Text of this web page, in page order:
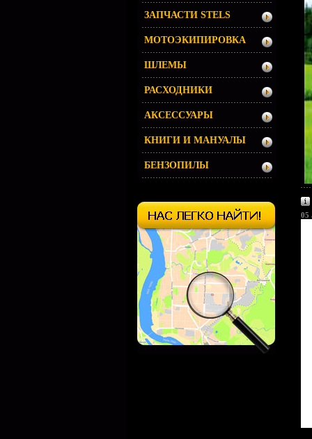
05
ЗАПЧАСТИ STELS
МОТОЭКИПИРОВКА
ШЛЕМЫ
РАСХОДНИКИ
АКСЕССУАРЫ
КНИГИ И МАНУАЛЫ
БЕНЗОПИЛЫ